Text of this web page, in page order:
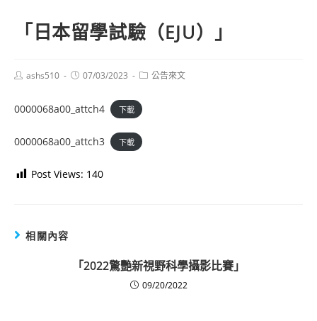
「日本留學試驗（EJU）」
Postashs510
Post07/03/2023
Post公告來文
0000068a00_attch4 下載
0000068a00_attch3 下載
Post Views: 140
相關內容
「2022驚艷新視野科學攝影比賽」
09/20/2022